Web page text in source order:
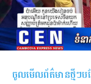
ចូលមើលព័ត៌មានថ្មីៗបន្